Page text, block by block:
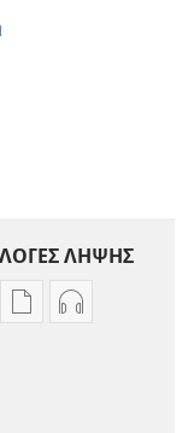
ΛΗΨΗΣ
ΕπιλογέςΕπιλογές